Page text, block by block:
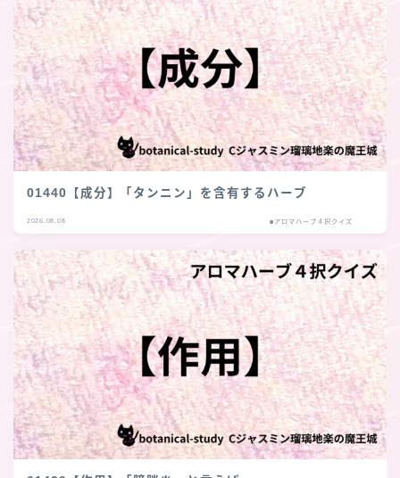
01440【成分】「タンニン」を含有するハーブ
2026.08.08 ■アロマハーブ４択クイズ